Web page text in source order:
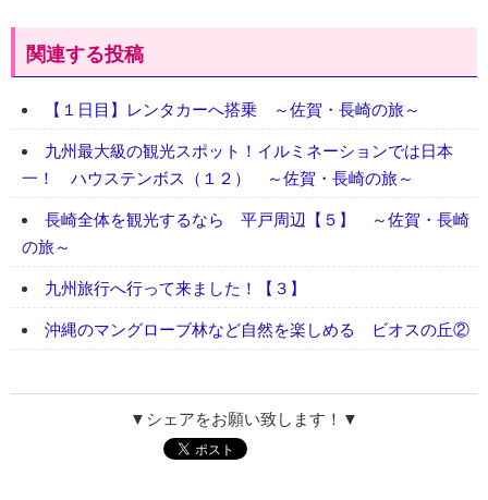
関連する投稿
【１日目】レンタカーへ搭乗 ～佐賀・長崎の旅～
九州最大級の観光スポット！イルミネーションでは日本
一！ ハウステンボス（１２） ～佐賀・長崎の旅～
長崎全体を観光するなら 平戸周辺【５】 ～佐賀・長崎
の旅～
九州旅行へ行って来ました！【３】
沖縄のマングローブ林など自然を楽しめる ビオスの丘②
▼シェアをお願い致します！▼